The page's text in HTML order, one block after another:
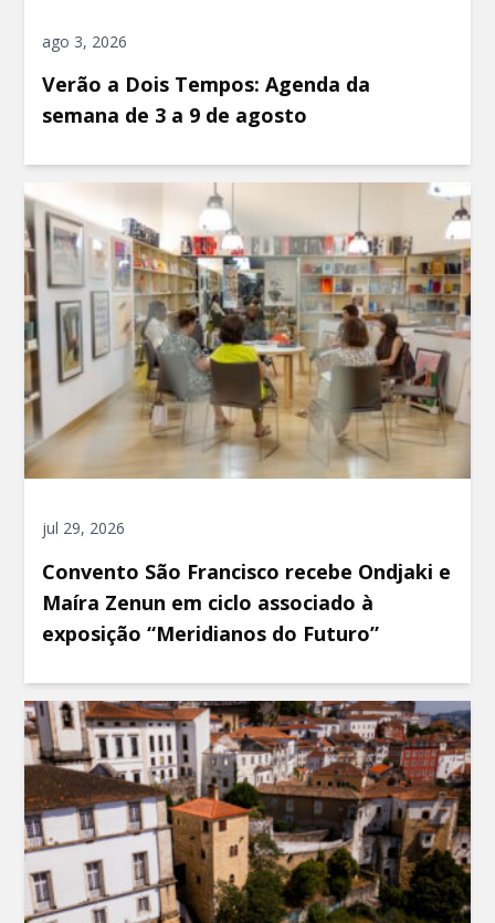
ago 3, 2026
Verão a Dois Tempos: Agenda da
semana de 3 a 9 de agosto
jul 29, 2026
Convento São Francisco recebe Ondjaki e
Maíra Zenun em ciclo associado à
exposição “Meridianos do Futuro”